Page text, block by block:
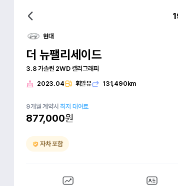
현대
더 뉴팰리세이드
3.8 가솔린 2WD 캘리그래피
2023.04 휘발유 131,490km
9개월 계약시최저 대여료
877,000원
자차 포함